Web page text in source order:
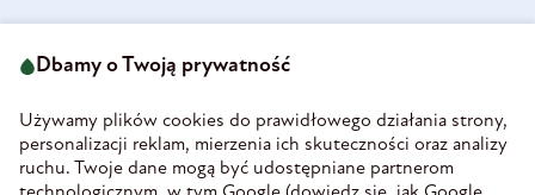
58-160 Świebodzice
REGON 890213034
INFORMACJE
Dbamy o Twoją prywatność
Używamy plików cookies do prawidłowego działania strony,
personalizacji reklam, mierzenia ich skuteczności oraz analizy
ruchu. Twoje dane mogą być udostępniane partnerom